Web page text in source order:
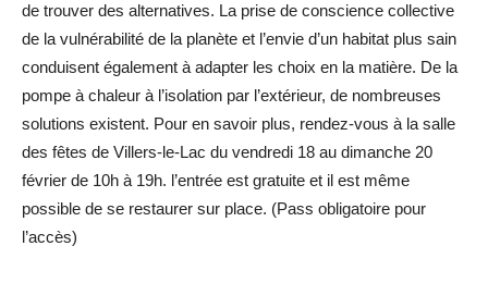
de trouver des alternatives. La prise de conscience collective
de la vulnérabilité de la planète et l’envie d’un habitat plus sain
conduisent également à adapter les choix en la matière. De la
pompe à chaleur à l’isolation par l’extérieur, de nombreuses
solutions existent. Pour en savoir plus, rendez-vous à la salle
des fêtes de Villers-le-Lac du vendredi 18 au dimanche 20
février de 10h à 19h. l’entrée est gratuite et il est même
possible de se restaurer sur place. (Pass obligatoire pour
l’accès)